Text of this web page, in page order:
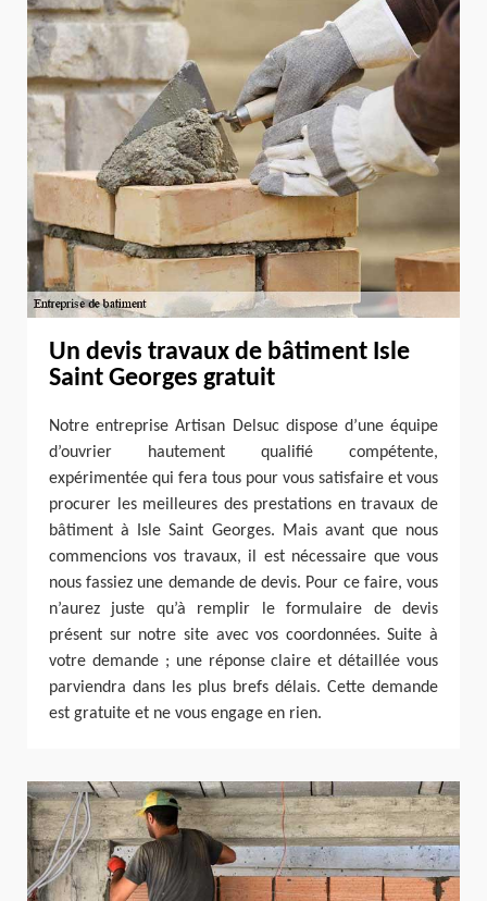
Un devis travaux de bâtiment Isle
Saint Georges gratuit
Notre entreprise Artisan Delsuc dispose d’une équipe
d’ouvrier hautement qualifié compétente,
expérimentée qui fera tous pour vous satisfaire et vous
procurer les meilleures des prestations en travaux de
bâtiment à Isle Saint Georges. Mais avant que nous
commencions vos travaux, il est nécessaire que vous
nous fassiez une demande de devis. Pour ce faire, vous
n’aurez juste qu’à remplir le formulaire de devis
présent sur notre site avec vos coordonnées. Suite à
votre demande ; une réponse claire et détaillée vous
parviendra dans les plus brefs délais. Cette demande
est gratuite et ne vous engage en rien.